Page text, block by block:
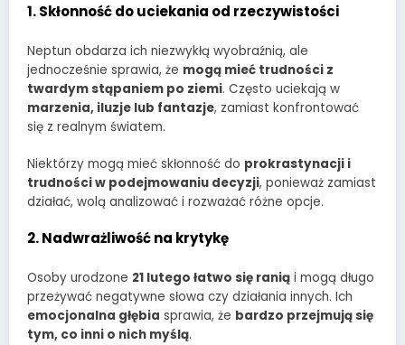
1. Skłonność do uciekania od rzeczywistości
Neptun obdarza ich niezwykłą wyobraźnią, ale
jednocześnie sprawia, że mogą mieć trudności z
twardym stąpaniem po ziemi. Często uciekają w
marzenia, iluzje lub fantazje, zamiast konfrontować
się z realnym światem.
Niektórzy mogą mieć skłonność do prokrastynacji i
trudności w podejmowaniu decyzji, ponieważ zamiast
działać, wolą analizować i rozważać różne opcje.
2. Nadwrażliwość na krytykę
Osoby urodzone 21 lutego łatwo się ranią i mogą długo
przeżywać negatywne słowa czy działania innych. Ich
emocjonalna głębia sprawia, że bardzo przejmują się
tym, co inni o nich myślą.